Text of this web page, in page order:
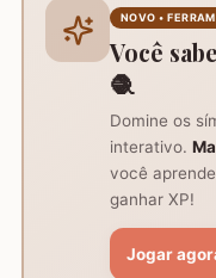
carregador
suporte
NOVO •
Você
🧶
Domine os
interativo.
você
ganhar XP!
Jogar